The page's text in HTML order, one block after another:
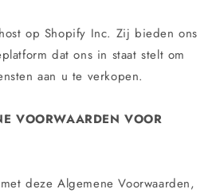
op Shopify Inc. Zij bieden ons
dat ons in staat stelt om
aan u te verkopen.
VOORWAARDEN VOOR
deze Algemene Voorwaarden,